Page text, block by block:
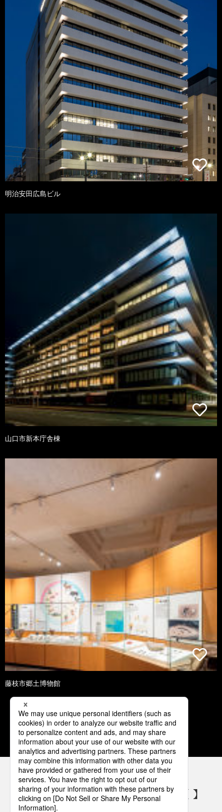
明治安田広島ビル
山口市新本庁舎棟
藤枝市郷土博物館
1 2 3 4 5
パナソニックの電気設備 SNSアカウント